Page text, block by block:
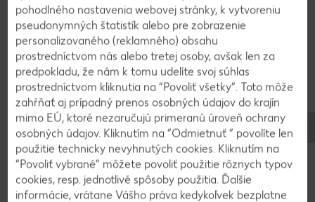
Pridáme pretlak, konzervu paradajok a 400 ml
vody. Nezabudneme na vetvičku rozmarínu. Chilli
varíme na miernom plameni približne 1,5 - 2
hodiny, sem tam podlejeme vodou a premiešame.
3
Pred koncom varenia uvaríme ryžu. Do hotového
chilli ešte primiešame tmavú čokoládu a štipku
škorice, ktoré zjemnia chuť. Chilli con carne
podávame s kyslou smotanou.
pohodlného nastavenia webovej stránky, k vytvoreniu
pseudonymných štatistík alebo pre zobrazenie
personalizovaného (reklamného) obsahu
prostredníctvom nás alebo tretej osoby, avšak len za
predpokladu, že nám k tomu udelíte svoj súhlas
prostredníctvom kliknutia na “Povoliť všetky”. Toto môže
zahŕňať aj prípadný prenos osobných údajov do krajín
mimo EÚ, ktoré nezaručujú primeranú úroveň ochrany
osobných údajov. Kliknutím na “Odmietnuť ” povolíte len
použitie technicky nevyhnutých cookies. Kliknutím na
“Povoliť vybrané” môžete povoliť použitie rôznych typov
cookies, resp. jednotlivé spôsoby použitia. Ďalšie
informácie, vrátane Vášho práva kedykoľvek bezplatne